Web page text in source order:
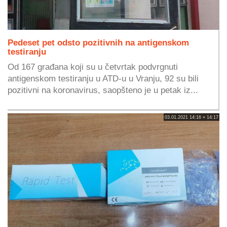
Pedeset pet odsto pozitivnih na antigenskom
testiranju
Od 167 građana koji su u četvrtak podvrgnuti
antigenskom testiranju u ATD-u u Vranju, 92 su bili
pozitivni na koronavirus, saopšteno je u petak iz...
03.01.2021 14:16 » 14:17